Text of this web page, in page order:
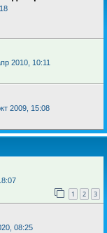
2010, 10:11
2009, 15:08
1 2 3
08:25